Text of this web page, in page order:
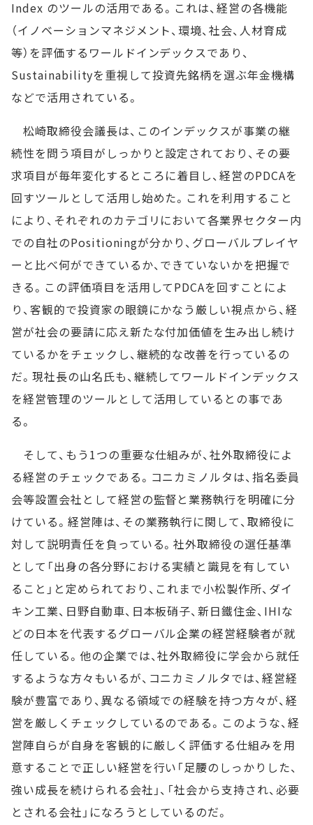
Index のツールの活用である。これは、経営の各機能
（イノベーションマネジメント、環境、社会、人材育成
等）を評価するワールドインデックスであり、
Sustainabilityを重視して投資先銘柄を選ぶ年金機構
などで活用されている。
松崎取締役会議長は、このインデックスが事業の継
続性を問う項目がしっかりと設定されており、その要
求項目が毎年変化するところに着目し、経営のPDCAを
回すツールとして活用し始めた。これを利用すること
により、それぞれのカテゴリにおいて各業界セクター内
での自社のPositioningが分かり、グローバルプレイヤ
ーと比べ何ができているか、できていないかを把握で
きる。この評価項目を活用してPDCAを回すことによ
り、客観的で投資家の眼鏡にかなう厳しい視点から、経
営が社会の要請に応え新たな付加価値を生み出し続け
ているかをチェックし、継続的な改善を行っているの
だ。現社長の山名氏も、継続してワールドインデックス
を経営管理のツールとして活用しているとの事であ
る。
そして、もう1つの重要な仕組みが、社外取締役によ
る経営のチェックである。コニカミノルタは、指名委員
会等設置会社として経営の監督と業務執行を明確に分
けている。経営陣は、その業務執行に関して、取締役に
対して説明責任を負っている。社外取締役の選任基準
として「出身の各分野における実績と識見を有してい
ること」と定められており、これまで小松製作所、ダイ
キン工業、日野自動車、日本板硝子、新日鐵住金、IHIな
どの日本を代表するグローバル企業の経営経験者が就
任している。他の企業では、社外取締役に学会から就任
するような方々もいるが、コニカミノルタでは、経営経
験が豊富であり、異なる領域での経験を持つ方々が、経
営を厳しくチェックしているのである。このような、経
営陣自らが自身を客観的に厳しく評価する仕組みを用
意することで正しい経営を行い「足腰のしっかりした、
強い成長を続けられる会社」、「社会から支持され、必要
とされる会社」になろうとしているのだ。